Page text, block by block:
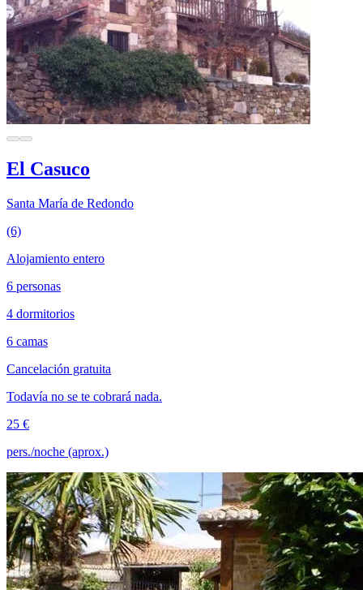
El Casuco
Santa María de Redondo
(6)
Alojamiento entero
6 personas
4 dormitorios
6 camas
Cancelación gratuita
Todavía no se te cobrará nada.
25 €
pers./noche (aprox.)